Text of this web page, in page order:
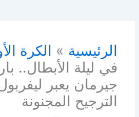
الرئيسية
الكرة
في ليلة الأبطال..
جيرمان يعبر
الترجيح المجنونة